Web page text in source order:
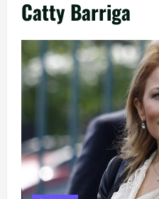
Catty Barriga